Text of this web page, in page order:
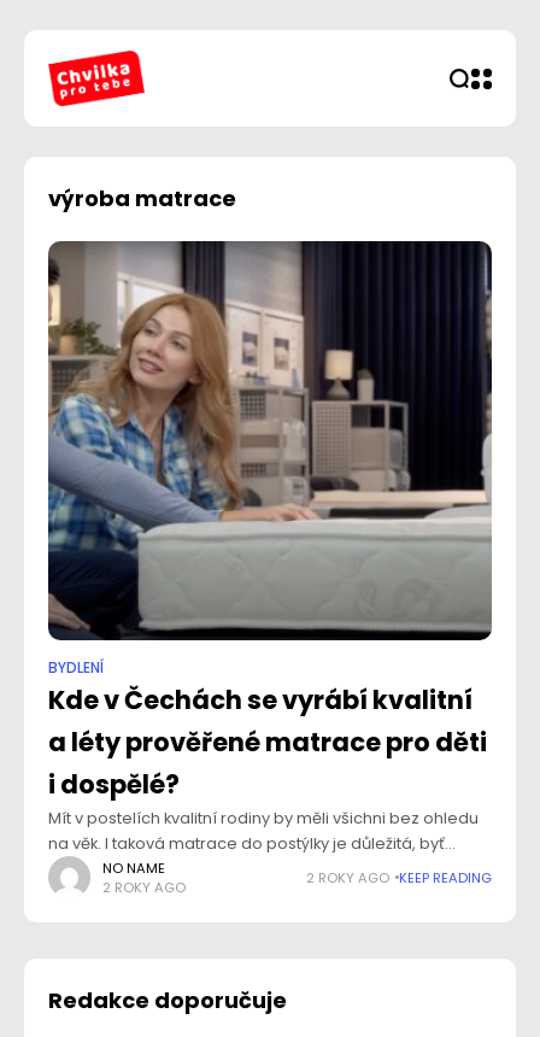
výroba matrace
BYDLENÍ
Kde v Čechách se vyrábí kvalitní
a léty prověřené matrace pro děti
i dospělé?
Mít v postelích kvalitní rodiny by měli všichni bez ohledu
na věk. I taková matrace do postýlky je důležitá, byť
můžeme mít pocit, že díky nízké váze batolat nehraje
velkou roli,
NO NAME
2 ROKY AGO
2 ROKY AGO KEEP READING
Redakce doporučuje